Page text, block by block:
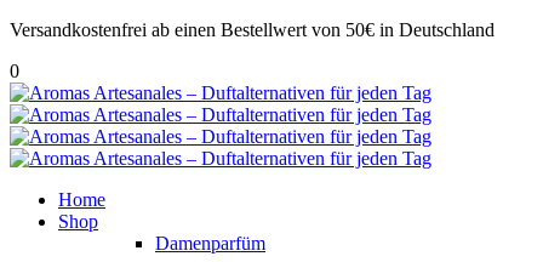
Versandkostenfrei ab einen Bestellwert von 50€ in Deutschland
0
Home
Shop
Damenparfüm